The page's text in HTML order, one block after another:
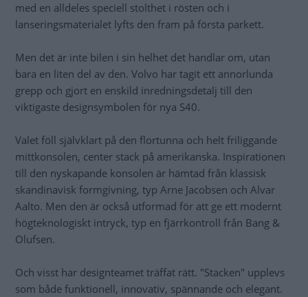
med en alldeles speciell stolthet i rösten och i
lanseringsmaterialet lyfts den fram på första parkett.
Men det är inte bilen i sin helhet det handlar om, utan
bara en liten del av den. Volvo har tagit ett annorlunda
grepp och gjort en enskild inredningsdetalj till den
viktigaste designsymbolen för nya S40.
Valet föll självklart på den flortunna och helt friliggande
mittkonsolen, center stack på amerikanska. Inspirationen
till den nyskapande konsolen är hämtad från klassisk
skandinavisk formgivning, typ Arne Jacobsen och Alvar
Aalto. Men den är också utformad för att ge ett modernt
högteknologiskt intryck, typ en fjärrkontroll från Bang &
Olufsen.
Och visst har designteamet träffat rätt. "Stacken" upplevs
som både funktionell, innovativ, spännande och elegant.